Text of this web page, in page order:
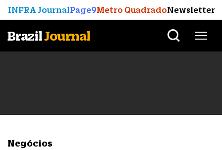
INFRA JournalPage9Metro QuadradoNewsletter
BrazilJournal
Negócios